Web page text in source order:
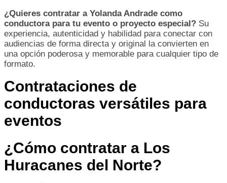
¿Quieres contratar a Yolanda Andrade como
conductora para tu evento o proyecto especial? Su
experiencia, autenticidad y habilidad para conectar con
audiencias de forma directa y original la convierten en
una opción poderosa y memorable para cualquier tipo de
formato.
Contrataciones de
conductoras versátiles para
eventos
¿Cómo contratar a Los
Huracanes del Norte?